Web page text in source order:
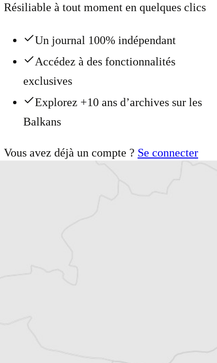
Résiliable à tout moment en quelques clics
Un journal 100% indépendant
Accédez à des fonctionnalités
exclusives
Explorez +10 ans d’archives sur les
Balkans
Vous avez déjà un compte ? Se connecter